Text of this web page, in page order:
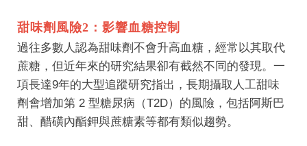
甜味劑風險2：影響血糖控制
過往多數人認為甜味劑不會升高血糖，經常以其取代
蔗糖，但近年來的研究結果卻有截然不同的發現。一
項長達9年的大型追蹤研究指出，長期攝取人工甜味
劑會增加第 2 型糖尿病（T2D）的風險，包括阿斯巴
甜、醋磺內酯鉀與蔗糖素等都有類似趨勢。